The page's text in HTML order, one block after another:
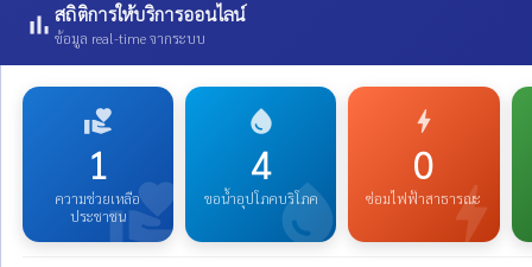
bar_chart สถิติการให้บริการออนไลน์
ข้อมูล real-time จากระบบ
volunteer_activism
volunteer_activism
1
ความช่วยเหลือ
ประชาชน
water_drop
water_drop
4
ขอน้ำอุปโภคบริโภค bolt
bolt
0
ซ่อมไฟฟ้าสาธารณะ